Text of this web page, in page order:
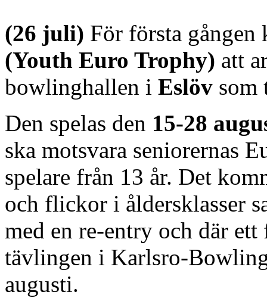
(26 juli) För första
(Youth Euro Trophy) att
bowlinghallen i Eslöv som
Den spelas den 15-28
ska motsvara seniorernas
spelare från 13 år. Det
och flickor i åldersklasser
med en re-entry och där
tävlingen i Karlsro-
augusti.